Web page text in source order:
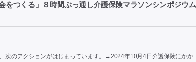
をつくる」８時間ぶっ通し介護保険マラソンシンポジウム
次のアクションがはじまっています。→2024年10月4日介護保険にかか